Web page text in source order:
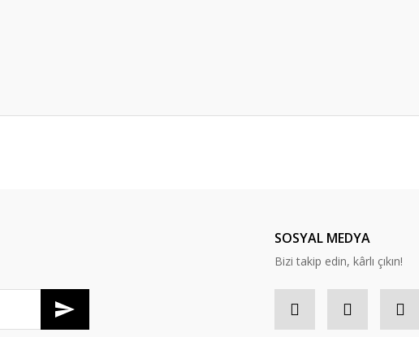
SOSYAL MEDYA
Bizi takip edin, kârlı çıkın!